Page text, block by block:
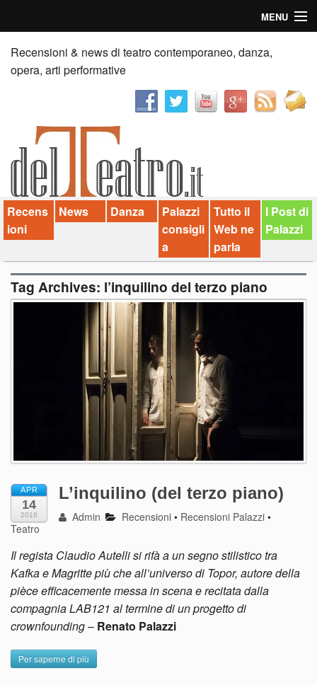
MENU
Home
Recensioni
News
Palazzi consiglia
Video
Chi siamo
Contatti
Recensioni & news di teatro contemporaneo, danza,
opera, arti performative
Recens
ioni
News Danza
Palazzi
consigli
a
Tutto il
Web ne
parla
I Post di
Palazzi
Tag Archives: l’inquilino del terzo piano
APR
14
2016
L’inquilino (del terzo piano)
Admin Recensioni • Recensioni Palazzi •
Teatro
Il regista Claudio Autelli si rifà a un segno stilistico tra
Kafka e Magritte più che all’universo di Topor, autore della
pièce efficacemente messa in scena e recitata dalla
compagnia LAB121 al termine di un progetto di
crownfounding– Renato Palazzi
Per saperne di più